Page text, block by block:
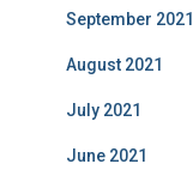
September 2021
August 2021
July 2021
June 2021